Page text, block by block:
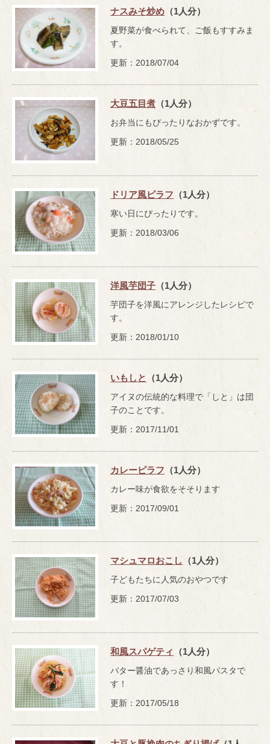
ナスみそ炒め （1人分）
夏野菜が食べられて、ご飯もすすみま
す。
更新：2018/07/04
大豆五目煮 （1人分）
お弁当にもぴったりなおかずです。
更新：2018/05/25
ドリア風ピラフ （1人分）
寒い日にぴったりです。
更新：2018/03/06
洋風芋団子 （1人分）
芋団子を洋風にアレンジしたレシピで
す。
更新：2018/01/10
いもしと （1人分）
アイヌの伝統的な料理で「しと」は団
子のことです。
更新：2017/11/01
カレーピラフ （1人分）
カレー味が食欲をそそります
更新：2017/09/01
マシュマロおこし （1人分）
子どもたちに人気のおやつです
更新：2017/07/03
和風スパゲティ （1人分）
バター醤油であっさり和風パスタで
す！
更新：2017/05/18